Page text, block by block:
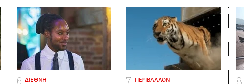
ΔΙΕΘΝΗ ΠΕΡΙΒΑΛΛΟΝ